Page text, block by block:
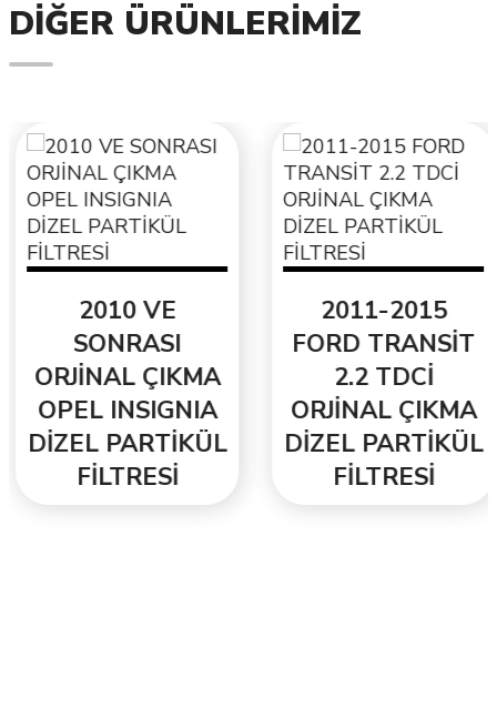
DIĞER ÜRÜNLERIMIZ
2010 VE
SONRASI
ORJİNAL ÇIKMA
OPEL INSIGNIA
DİZEL PARTİKÜL
FİLTRESİ
2011-2015
FORD TRANSİT
2.2 TDCİ
ORJİNAL ÇIKMA
DİZEL PARTİKÜL
FİLTRESİ